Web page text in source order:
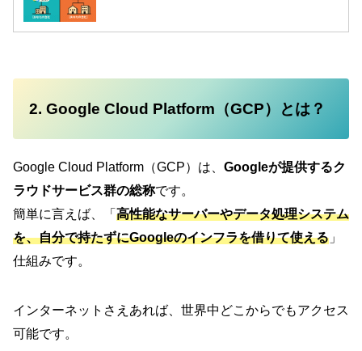
2. Google Cloud Platform（GCP）とは？
Google Cloud Platform（GCP）は、 Googleが提供するク
ラウドサービス群の総称です。
簡単に言えば、「 高性能なサーバーやデータ処理システム
を、自分で持たずにGoogleのインフラを借りて使える 」
仕組みです。
インターネットさえあれば、世界中どこからでもアクセス
可能です。